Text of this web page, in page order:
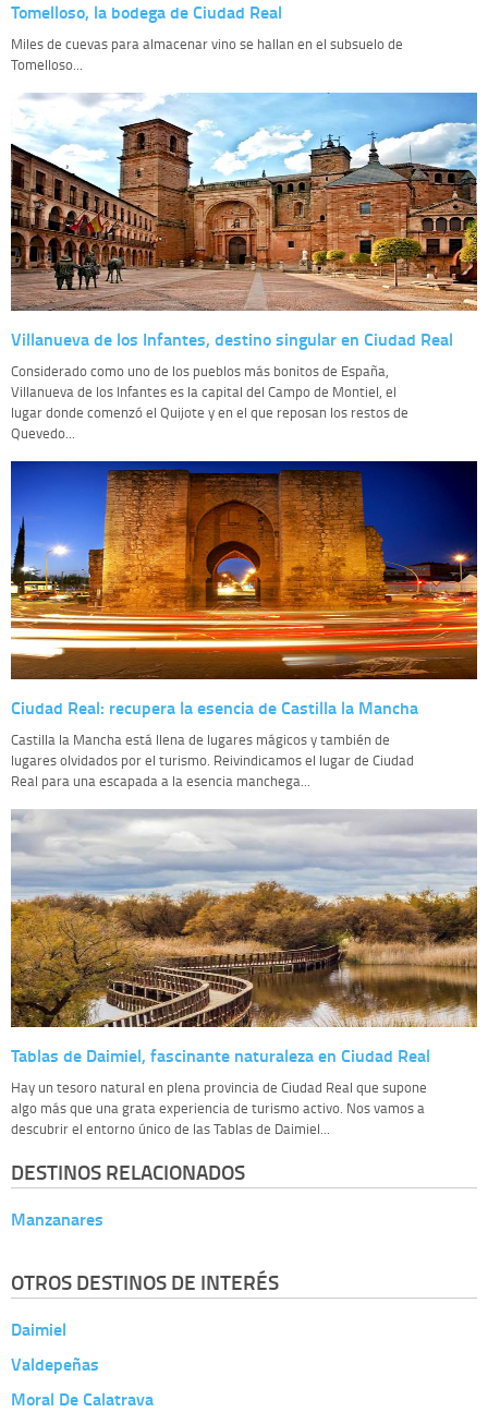
Tomelloso, la bodega de Ciudad Real
Miles de cuevas para almacenar vino se hallan en el subsuelo de
Tomelloso...
Villanueva de los Infantes, destino singular en Ciudad Real
Considerado como uno de los pueblos más bonitos de España,
Villanueva de los Infantes es la capital del Campo de Montiel, el
lugar donde comenzó el Quijote y en el que reposan los restos de
Quevedo...
Ciudad Real: recupera la esencia de Castilla la Mancha
Castilla la Mancha está llena de lugares mágicos y también de
lugares olvidados por el turismo. Reivindicamos el lugar de Ciudad
Real para una escapada a la esencia manchega...
Tablas de Daimiel, fascinante naturaleza en Ciudad Real
Hay un tesoro natural en plena provincia de Ciudad Real que supone
algo más que una grata experiencia de turismo activo. Nos vamos a
descubrir el entorno único de las Tablas de Daimiel...
DESTINOS RELACIONADOS
Manzanares
OTROS DESTINOS DE INTERÉS
Daimiel
Valdepeñas
Moral De Calatrava